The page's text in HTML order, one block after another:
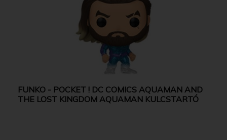
FUNKO - POCKET ! DC COMICS AQUAMAN AND
THE LOST KINGDOM AQUAMAN KULCSTARTÓ